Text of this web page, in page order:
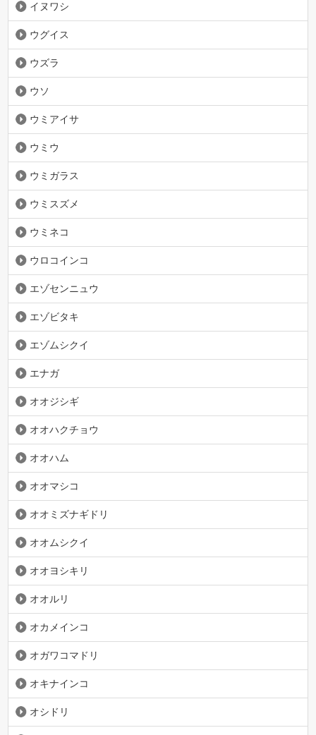
イヌワシ
ウグイス
ウズラ
ウソ
ウミアイサ
ウミウ
ウミガラス
ウミスズメ
ウミネコ
ウロコインコ
エゾセンニュウ
エゾビタキ
エゾムシクイ
エナガ
オオジシギ
オオハクチョウ
オオハム
オオマシコ
オオミズナギドリ
オオムシクイ
オオヨシキリ
オオルリ
オカメインコ
オガワコマドリ
オキナインコ
オシドリ